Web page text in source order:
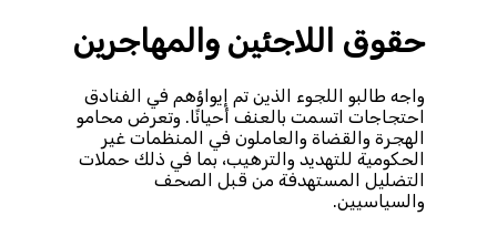
حقوق اللاجئين والمهاجرين
واجه طالبو اللجوء الذين تم إيواؤهم في الفنادق
احتجاجات اتسمت بالعنف أحيانًا. وتعرض محامو
الهجرة والقضاة والعاملون في المنظمات غير
الحكومية للتهديد والترهيب، بما في ذلك حملات
التضليل المستهدفة من قبل الصحف
والسياسيين.